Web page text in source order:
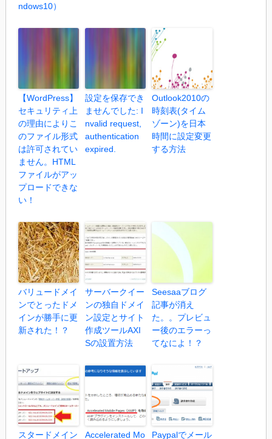
ndows10）
【WordPress】
セキュリティ上
の理由によりこ
のファイル形式
は許可されてい
ません。HTML
ファイルがアッ
プロードできな
い！
設定を保存でき
ませんでした: I
nvalid request,
authentication
expired.
Outlook2010の
時刻表(タイム
ゾーン)を日本
時間に設定変更
する方法
バリュードメイ
ンでとったドメ
インが勝手に更
新された！？
サーバークイー
ンの独自ドメイ
ン設定とサイト
作成ツールAXI
Sの設置方法
Seesaaブログ
記事が消え
た。。プレビュ
ー後のエラーっ
てなによ！？
スタードメイン
Accelerated Mo
Paypalでメール